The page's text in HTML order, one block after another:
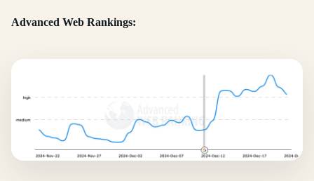
Advanced Web Rankings: